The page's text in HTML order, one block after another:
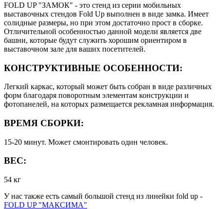
FOLD UP "ЗАМОК" - это стенд из серии мобильных
выставочных стендов Fold Up выполнен в виде замка. Имеет
солидные размеры, но при этом достаточно прост в сборке.
Отличительной особенностью данной модели является две
башни, которые будут служить хорошим ориентиром в
выставочном зале для ваших посетителей.
КОНСТРУКТИВНЫЕ ОСОБЕННОСТИ:
Легкий каркас, который может быть собран в виде различных
форм благодаря поворотным элементам конструкции и
фотопанелей, на которых размещается рекламная информация.
ВРЕМЯ СБОРКИ:
15-20 минут. Может смонтировать один человек.
ВЕС:
54 кг
У нас также есть самый большой стенд из линейки fold up -
FOLD UP "МАКСИМА"